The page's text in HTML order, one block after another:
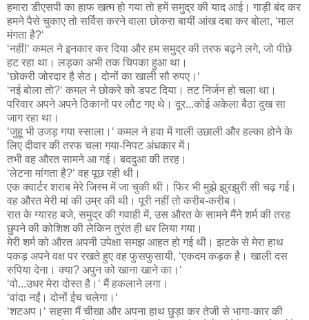
हमारा डीएसपी का हाफ खत्म हो गया तो हमें समुद्र की याद आई। गाड़ी बंद कर
हमने पैसे चुकाए तो सर्विस करने वाला छोकरा बायीं आंख दबा कर बोला, ‘माल
मंगता है?‘
‘नहीं!‘ कमल ने इनकार कर दिया और हम समुद्र की तरफ बढ़ने लगे, जो पीछे
हट रहा था। लड़का अभी तक चिपका हुआ था।
‘छोकरी जोरदार है सेठ। दोनों का खाली सौ रुपए।‘
‘नई बोला तो?‘ कमल ने छोकरे को डपट दिया। तट निर्जन हो चला था।
परिवार अपने अपने ठिकानों पर लौट गए थे। दूर...कोई अकेला बैठा दुख सा
जाग रहा था।
‘जुहू भी उजड़ गया स्साला।‘ कमल ने हवा में गाली उछाली और हल्का होने के
लिए दीवार की तरफ चला गया-निपट अंधकार में।
तभी वह औरत सामने आ गई। बददुआ की तरह।
‘लेटना मांगता है?‘ वह पूछ रही थी।
एक क्वार्टर शराब मेरे जिस्म में जा चुकी थी। फिर भी मुझे झुरझुरी सी चढ़ गई।
वह औरत मेरी मां की उम्र की थी। पूरी नहीं तो करीब-करीब।
रात के ग्यारह बजे, समुद्र की गवाही में, उस औरत के सामने मैंने शर्म की तरह
छुपने की कोशिश की लेकिन तुरंत ही धर लिया गया।
मेरी शर्म को औरत अपनी उपेक्षा समझ आहत हो गई थी। झटके से मेरा हाथ
पकड़ अपने वक्ष पर रखते हुए वह फुसफुसायी, ‘एकदम कड़क है। खाली दस
रुपिया देना। क्या? अपुन को खाना खाने का।‘
‘वो...उधर मेरा दोस्त है।‘ मैं हकलाने लगा।
‘वांदा नईं। दोनों ईच चलेगा।‘
‘शटअप।‘ सहसा मैं चीखा और अपना हाथ छुड़ा कर तेजी से भागा-कार की